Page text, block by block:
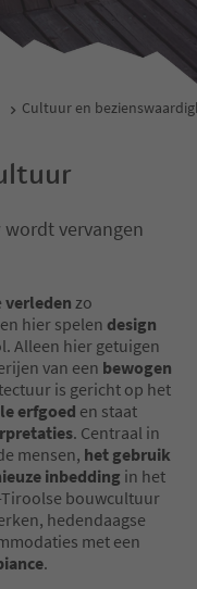
Cultuur en
vervangen
verleden zo
hier spelen design
Alleen hier getuigen
van een bewogen
is gericht op het
erfgoed en staat
. Centraal in
mensen, het gebruik
inbedding in het
Tiroolse bouwcultuur
hedendaagse
met een
.